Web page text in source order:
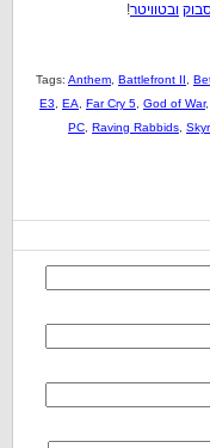
ובטוויטר!
Tags: Anthem Battlefront II
E3
EA Far Cry 5 God of War,
PC Raving Rabbids